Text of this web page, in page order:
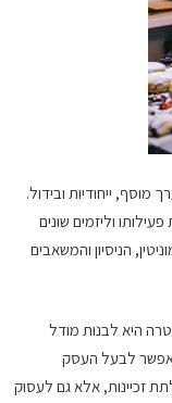
ייחודיות ובידול.
וליזמים שונים
הניסיון והמשאבים
היא לבנות מודל
לבעל העסק
זכיינות, אלא גם לעסוק